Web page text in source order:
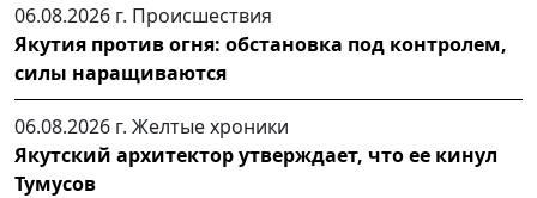
06.08.2026 г. Происшествия
Якутия против огня: обстановка под контролем,
силы наращиваются
06.08.2026 г. Желтые хроники
Якутский архитектор утверждает, что ее кинул
Тумусов